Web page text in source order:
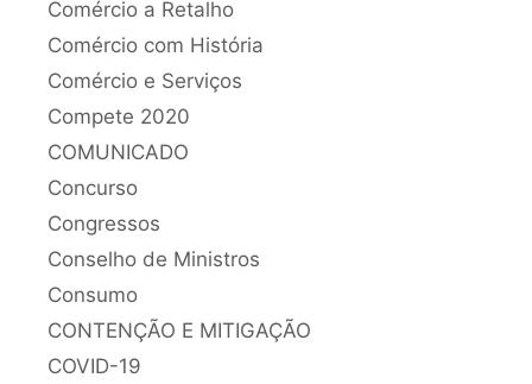
Comércio a Retalho
Comércio com História
Comércio e Serviços
Compete 2020
COMUNICADO
Concurso
Congressos
Conselho de Ministros
Consumo
CONTENÇÃO E MITIGAÇÃO
COVID-19